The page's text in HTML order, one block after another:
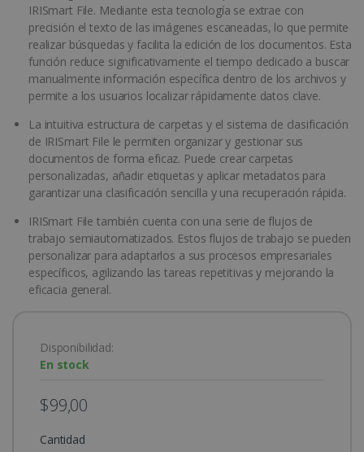
IRISmart File. Mediante esta tecnología se extrae con
precisión el texto de las imágenes escaneadas, lo que permite
realizar búsquedas y facilita la edición de los documentos. Esta
función reduce significativamente el tiempo dedicado a buscar
manualmente información específica dentro de los archivos y
permite a los usuarios localizar rápidamente datos clave.
La intuitiva estructura de carpetas y el sistema de clasificación
de IRISmart File le permiten organizar y gestionar sus
documentos de forma eficaz. Puede crear carpetas
personalizadas, añadir etiquetas y aplicar metadatos para
garantizar una clasificación sencilla y una recuperación rápida.
IRISmart File también cuenta con una serie de flujos de
trabajo semiautomatizados. Estos flujos de trabajo se pueden
personalizar para adaptarlos a sus procesos empresariales
específicos, agilizando las tareas repetitivas y mejorando la
eficacia general.
Disponibilidad:
En stock
$99,00
Cantidad